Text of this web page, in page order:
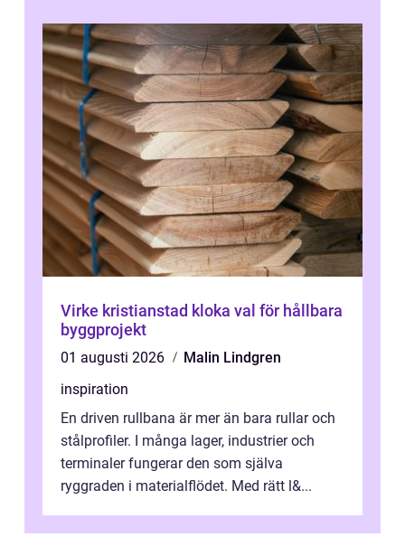
Virke kristianstad kloka val för hållbara
byggprojekt
01 augusti 2026
Malin Lindgren
inspiration
En driven rullbana är mer än bara rullar och
stålprofiler. I många lager, industrier och
terminaler fungerar den som själva
ryggraden i materialflödet. Med rätt l&...